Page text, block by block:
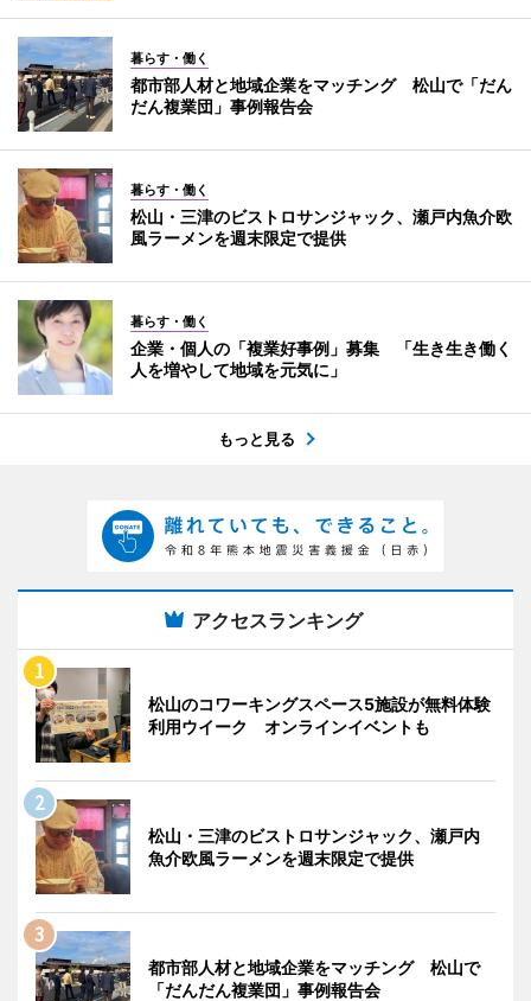
暮らす・働く
都市部人材と地域企業をマッチング 松山で「だん
だん複業団」事例報告会
暮らす・働く
松山・三津のビストロサンジャック、瀬戸内魚介欧
風ラーメンを週末限定で提供
暮らす・働く
企業・個人の「複業好事例」募集 「生き生き働く
人を増やして地域を元気に」
もっと見る
アクセスランキング
松山のコワーキングスペース5施設が無料体験
利用ウイーク オンラインイベントも
松山・三津のビストロサンジャック、瀬戸内
魚介欧風ラーメンを週末限定で提供
都市部人材と地域企業をマッチング 松山で
「だんだん複業団」事例報告会